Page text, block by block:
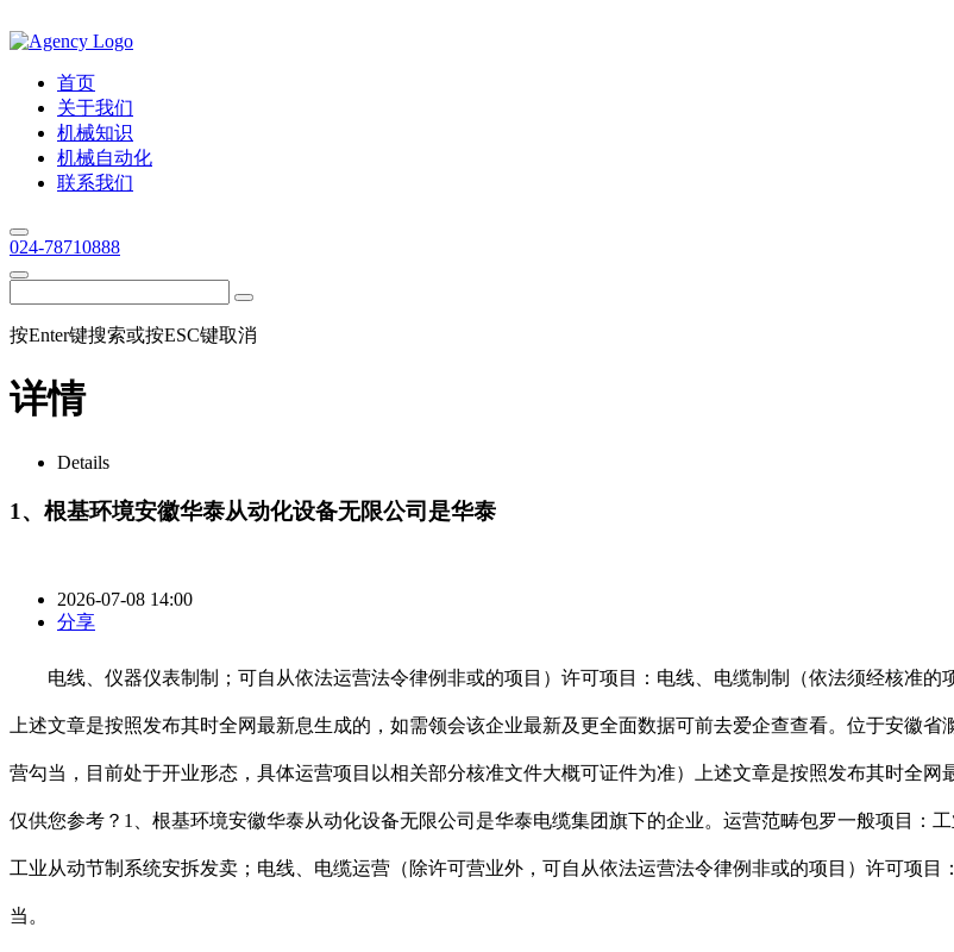
首页
关于我们
机械知识
机械自动化
联系我们
024-78710888
按Enter键搜索或按ESC键取消
详情
Details
1、根基环境安徽华泰从动化设备无限公司是华泰
2026-07-08 14:00
分享
电线、仪器仪表制制；可自从依法运营法令律例非或的项目）许可项目：电线、电缆制制（依法须经核准的
上述文章是按照发布其时全网最新息生成的，如需领会该企业最新及更全面数据可前去爱企查查看。位于安徽
营勾当，目前处于开业形态，具体运营项目以相关部分核准文件大概可证件为准）上述文章是按照发布其时全网
仅供您参考？1、根基环境安徽华泰从动化设备无限公司是华泰电缆集团旗下的企业。运营范畴包罗一般项目：
工业从动节制系统安拆发卖；电线、电缆运营（除许可营业外，可自从依法运营法令律例非或的项目）许可项
当。